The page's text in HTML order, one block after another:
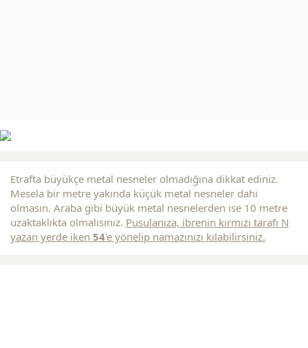
Etrafta büyükçe metal nesneler olmadığına dikkat ediniz.
Mesela bir metre yakında küçük metal nesneler dahi
olmasın. Araba gibi büyük metal nesnelerden ise 10 metre
uzaktaklıkta olmalısınız. Pusulanıza, ibrenin kırmızı tarafı N
yazan yerde iken 54'e yönelip namazınızı kılabilirsiniz.